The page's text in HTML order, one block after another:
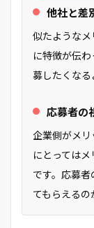
他社と差
似たような
に特徴が伝
募したくなる
応募者の
企業側がメ
にとっては
です。応募
てもらえるの